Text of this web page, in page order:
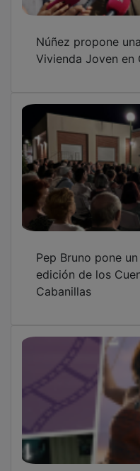
Minions &
Multicines con
5
Ni ventilador ni el
los 8 trucos de las
las noches